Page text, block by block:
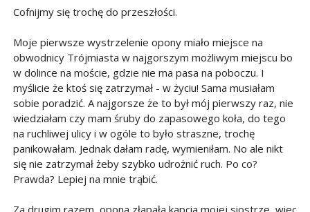
Cofnijmy się trochę do przeszłości.
Moje pierwsze wystrzelenie opony miało miejsce na
obwodnicy Trójmiasta w najgorszym możliwym miejscu bo
w dolince na moście, gdzie nie ma pasa na poboczu. I
myślicie że ktoś się zatrzymał - w życiu! Sama musiałam
sobie poradzić. A najgorsze że to był mój pierwszy raz, nie
wiedziałam czy mam śruby do zapasowego koła, do tego
na ruchliwej ulicy i w ogóle to było straszne, trochę
panikowałam. Jednak dałam radę, wymieniłam. No ale nikt
się nie zatrzymał żeby szybko udrożnić ruch. Po co?
Prawda? Lepiej na mnie trąbić.